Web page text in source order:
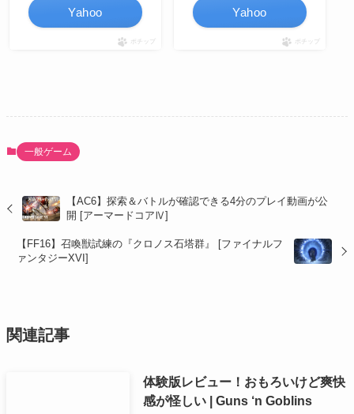
Yahoo
ポチップ
Yahoo
ポチップ
一般ゲーム
【AC6】探索＆バトルが確認できる4分のプレイ動画が公
開 [アーマードコアⅣ]
【FF16】召喚獣試練の『クロノス石塔群』 [ファイナルフ
ァンタジーXVI]
関連記事
体験版レビュー！おもろいけど爽快
感が怪しい | Guns ‘n Goblins